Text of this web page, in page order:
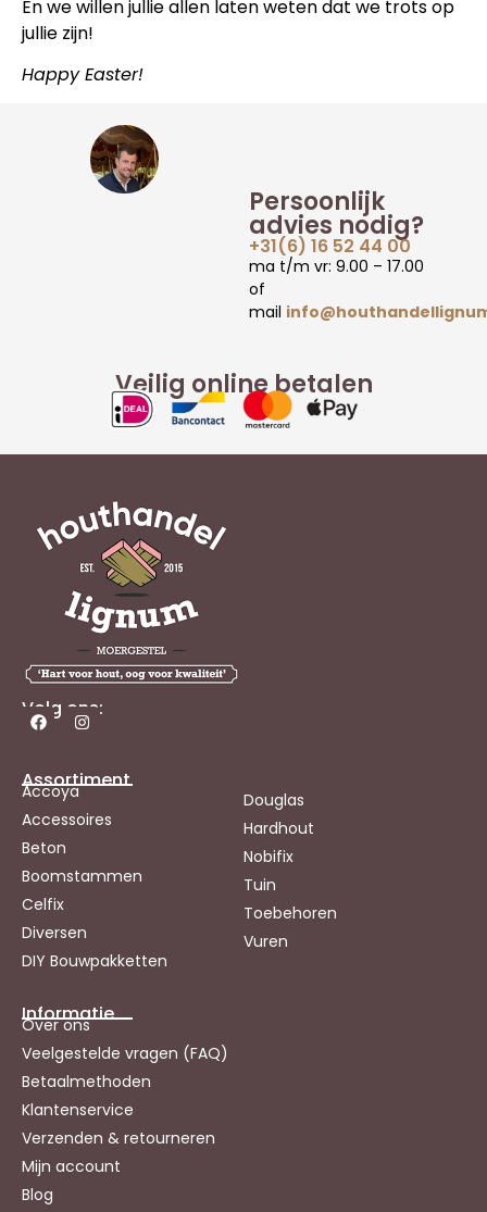
En we willen jullie allen laten weten dat we trots op
jullie zijn!
Happy Easter!
Veilig online betalen
Persoonlijk
advies nodig?
+31(6) 16 52 44 00
ma t/m vr: 9.00 – 17.00
of
mail
Volg ons:
Assortiment
Accoya
Accessoires
Beton
Boomstammen
Celfix
Diversen
DIY Bouwpakketten
Douglas
Hardhout
Nobifix
Tuin
Toebehoren
Vuren
Informatie
Over ons
Veelgestelde vragen (FAQ)
Betaalmethoden
Klantenservice
Verzenden & retourneren
Mijn account
Blog